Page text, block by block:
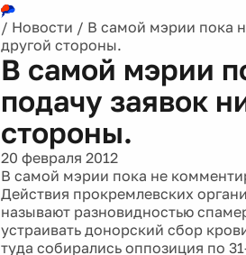
/ Новости / В самой мэрии пока
другой стороны.
В самой мэрии
подачу заявок
стороны.
20 февраля 2012
В самой мэрии пока не
Действия прокремлевских
называют разновидностью
устраивать донорский сбор
туда собирались оппозиция по